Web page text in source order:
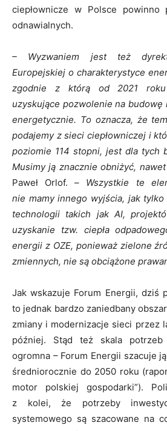
ciepłownicze w Polsce powinno
odnawialnych.
– Wyzwaniem jest też
Europejskiej o charakterystyce
zgodnie z którą od 2021 roku
uzyskujące pozwolenie na budowę
energetycznie. To oznacza, że
podajemy z sieci ciepłowniczej i
poziomie 114 stopni, jest dla tych
Musimy ją znacznie obniżyć,
Paweł Orlof. – Wszystkie te
nie mamy innego wyjścia, jak
technologii takich jak AI,
uzyskanie tzw. ciepła
energii z OZE, ponieważ zielone
zmiennych, nie są obciążone
Jak wskazuje Forum Energii, dziś
to jednak bardzo zaniedbany
zmiany i modernizacje sieci przez
później. Stąd też skala potrzeb
ogromna – Forum Energii szacuje
średniorocznie do 2050 roku
motor polskiej gospodarki”).
z kolei, że potrzeby
systemowego są szacowane na